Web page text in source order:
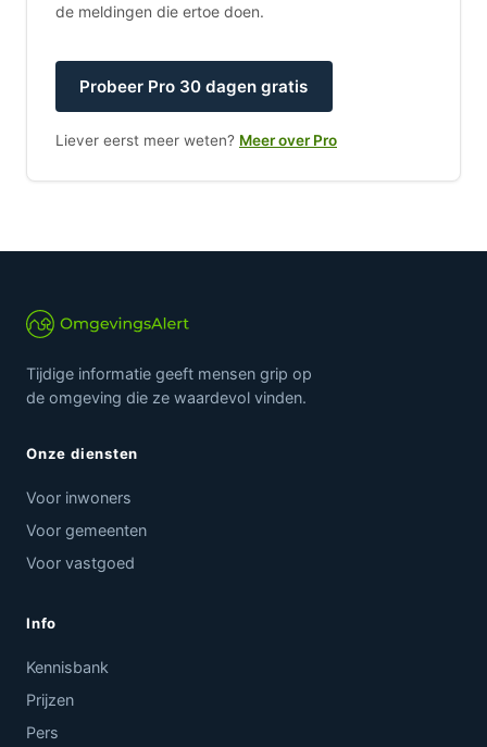
de meldingen die ertoe doen.
Probeer Pro 30 dagen gratis
Liever eerst meer weten? Meer over Pro
Tijdige informatie geeft mensen grip op
de omgeving die ze waardevol vinden.
Onze diensten
Voor inwoners
Voor gemeenten
Voor vastgoed
Info
Kennisbank
Prijzen
Pers